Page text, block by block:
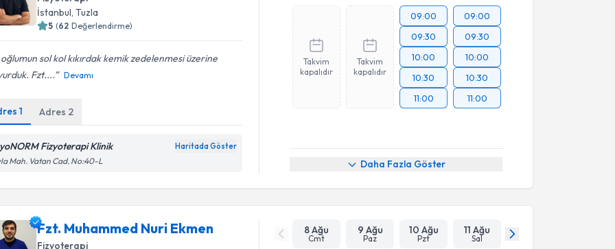
İstanbul, Tuzla
5 (62 Değerlendirme)
sol kol kıkırdak kemik zedelenmesi üzerine
Fzt....
Devamı
1 Adres 2
Fizyoterapi Klinik Haritada Göster
Mah. Vatan Cad. No:40-L
Takvim
kapalıdır
Takvim
kapalıdır
09:00
09:30
10:00
10:30
11:00
09:00
09:30
10:00
10:30
11:00
Daha Fazla Göster
Fzt. Muhammed Nuri Ekmen
Fizyoterapi
8 Ağu
Cmt
9 Ağu
Paz
10 Ağu
Pzt
11 Ağu
Sal